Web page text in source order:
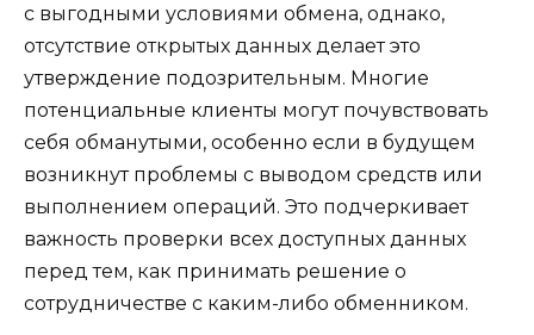
с выгодными условиями обмена, однако,
отсутствие открытых данных делает это
утверждение подозрительным. Многие
потенциальные клиенты могут почувствовать
себя обманутыми, особенно если в будущем
возникнут проблемы с выводом средств или
выполнением операций. Это подчеркивает
важность проверки всех доступных данных
перед тем, как принимать решение о
сотрудничестве с каким-либо обменником.